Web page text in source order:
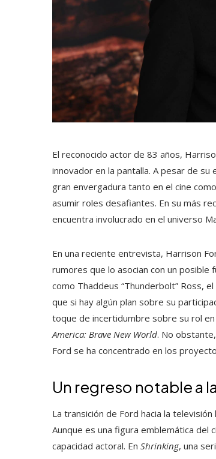
El reconocido actor de 83 años,
innovador en la pantalla. A pesar de
gran envergadura tanto en el cine
asumir roles desafiantes. En su más
encuentra involucrado en el universo
En una reciente entrevista, Harrison
rumores que lo asocian con un
como Thaddeus “Thunderbolt” Ross,
que si hay algún plan sobre su
toque de incertidumbre sobre su rol
America: Brave New World. No
Ford se ha concentrado en los
Un regreso notable a
La transición de Ford hacia la
Aunque es una figura emblemática del
capacidad actoral. En Shrinking, una